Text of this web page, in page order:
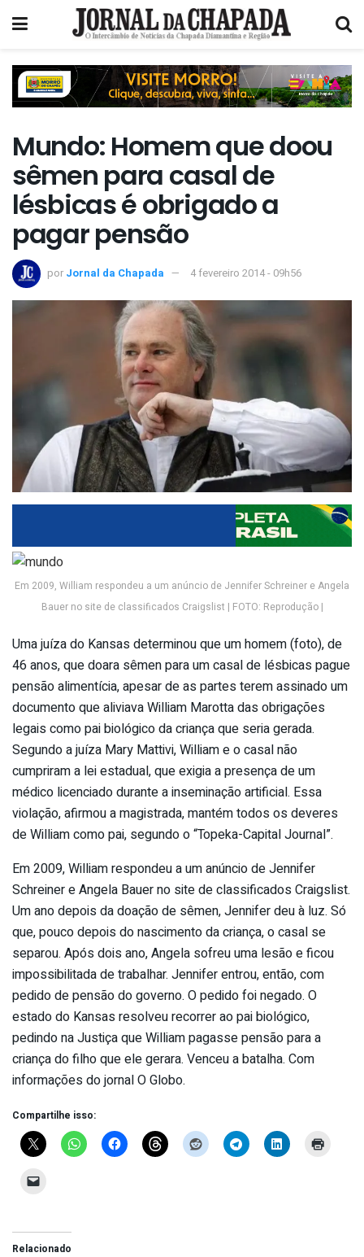
Mundo: Homem que doou
sêmen para casal de
lésbicas é obrigado a
pagar pensão
por Jornal da Chapada 4 fevereiro 2014 - 09h56
Em 2009, William respondeu a um anúncio de Jennifer Schreiner e Angela
Bauer no site de classificados Craigslist | FOTO: Reprodução |
Uma juíza do Kansas determinou que um homem (foto), de
46 anos, que doara sêmen para um casal de lésbicas pague
pensão alimentícia, apesar de as partes terem assinado um
documento que aliviava William Marotta das obrigações
legais como pai biológico da criança que seria gerada.
Segundo a juíza Mary Mattivi, William e o casal não
cumpriram a lei estadual, que exigia a presença de um
médico licenciado durante a inseminação artificial. Essa
violação, afirmou a magistrada, mantém todos os deveres
de William como pai, segundo o “Topeka-Capital Journal”.
Em 2009, William respondeu a um anúncio de Jennifer
Schreiner e Angela Bauer no site de classificados Craigslist.
Um ano depois da doação de sêmen, Jennifer deu à luz. Só
que, pouco depois do nascimento da criança, o casal se
separou. Após dois ano, Angela sofreu uma lesão e ficou
impossibilitada de trabalhar. Jennifer entrou, então, com
pedido de pensão do governo. O pedido foi negado. O
estado do Kansas resolveu recorrer ao pai biológico,
pedindo na Justiça que William pagasse pensão para a
criança do filho que ele gerara. Venceu a batalha. Com
informações do jornal O Globo.
Compartilhe isso:
Relacionado